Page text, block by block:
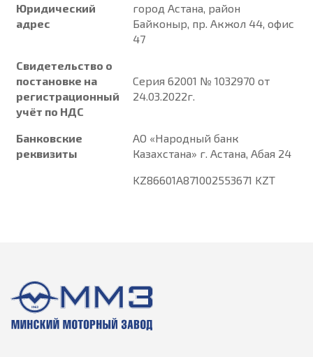
Юридический
адрес
город Астана, район
Байконыр, пр. Акжол 44, офис
47
Свидетельство о
постановке на
регистрационный
учёт по НДС
Серия 62001 № 1032970 от
24.03.2022г.
Банковские
реквизиты
АО «Народный банк
Казахстана» г. Астана, Абая 24
KZ86601A871002553671 KZT